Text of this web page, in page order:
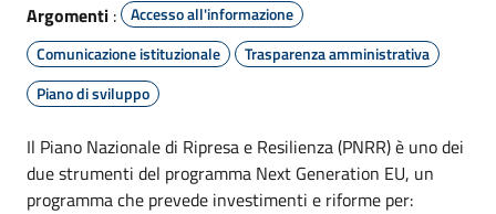
Argomenti :
Accesso all'informazione
Comunicazione istituzionale
Trasparenza amministrativa
Piano di sviluppo
Il Piano Nazionale di Ripresa e Resilienza (PNRR) è uno dei
due strumenti del programma Next Generation EU, un
programma che prevede investimenti e riforme per: